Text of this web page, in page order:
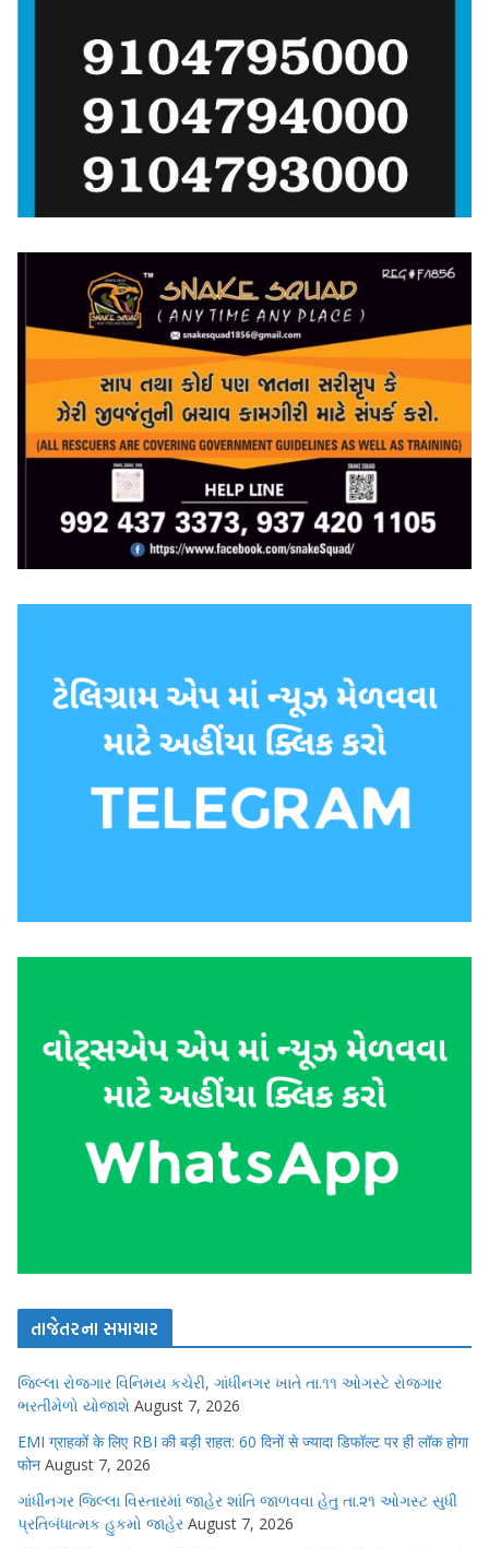
તાજેતરના સમાચાર
જિલ્લા રોજગાર વિનિમય કચેરી, ગાંધીનગર ખાતે તા.૧૧ ઓગસ્ટે રોજગાર
ભરતીમેળો યોજાશે August 7, 2026
EMI ग्राहकों के लिए RBI की बड़ी राहत: 60 दिनों से ज्यादा डिफॉल्ट पर ही लॉक होगा
फोन August 7, 2026
ગાંધીનગર જિલ્લા વિસ્તારમાં જાહેર શાંતિ જાળવવા હેતુ તા.૨૧ ઓગસ્ટ સુધી
પ્રતિબંધાત્મક હુકમો જાહેર August 7, 2026